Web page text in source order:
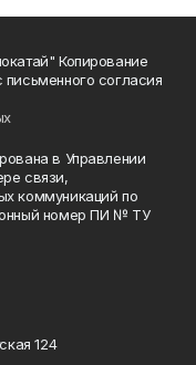
Копирование
согласия
в Управлении
связи,
коммуникаций по
номер ПИ № ТУ
124